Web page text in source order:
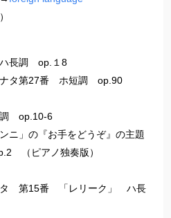
長調 op.１8
ナタ第27番 ホ短調 op.90
調 op.10-6
ニ」の『お手をどうぞ』の主題
（ピアノ独奏版）
タ 第15番 「レリーク」 ハ長